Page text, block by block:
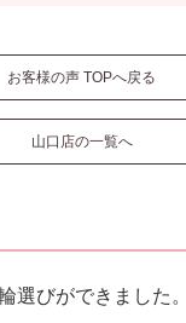
お客様の声 TOPへ戻る
山口店の一覧へ
選びができました。